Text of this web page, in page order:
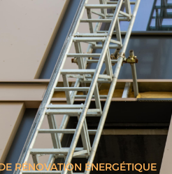
RÉNOVATION ÉNERGÉTIQUE